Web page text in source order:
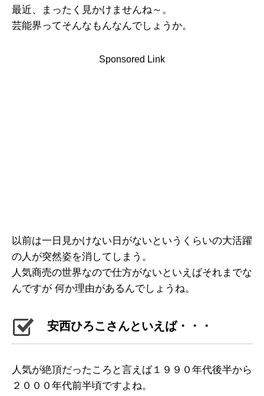
最近、まったく見かけませんね～。
芸能界ってそんなもんなんでしょうか。
Sponsored Link
以前は一日見かけない日がないというくらいの大活躍
の人が突然姿を消してしまう。
人気商売の世界なので仕方がないといえばそれまでな
んですが 何か理由があるんでしょうね。
安西ひろこさんといえば・・・
人気が絶頂だったころと言えば１９９０年代後半から
２０００年代前半頃ですよね。